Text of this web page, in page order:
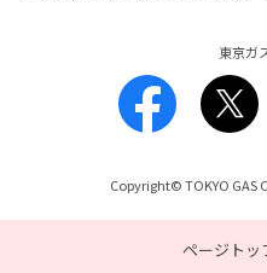
東京ガ
Copyright© TOKYO GAS
ページトッ